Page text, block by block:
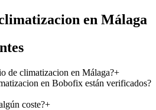
en Málaga
de climatizacion en Málaga?+
en Bobofix están verificados?
coste?+